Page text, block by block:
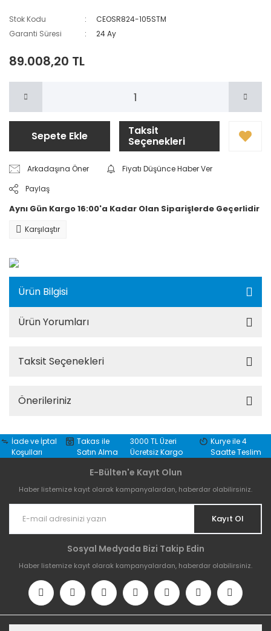
Stok Kodu
CEOSR824-105STM
Garanti Süresi
24 Ay
89.008,20 TL
Sepete Ekle Taksit
Seçenekleri
Arkadaşına Öner
Fiyatı Düşünce Haber Ver
Paylaş
Aynı Gün Kargo 16:00'a Kadar Olan Siparişlerde Geçerlidir
Karşılaştır
Ürün Bilgisi
Ürün Yorumları
Taksit Seçenekleri
Önerileriniz
İade ve İptal
Koşulları
Takas ile
Satın Alma
3000 TL Üzeri
Ücretsiz Kargo
Kurye ile 4
Saatte Teslim
E-Bülten'e Kayıt Olun
Haber listemize kayıt olarak kampanyalardan, haberdar olabilirsiniz.
Kayıt Ol
Sosyal Medyada Bizi Takip Edin
Haber listemize kayıt olarak kampanyalardan, haberdar olabilirsiniz.